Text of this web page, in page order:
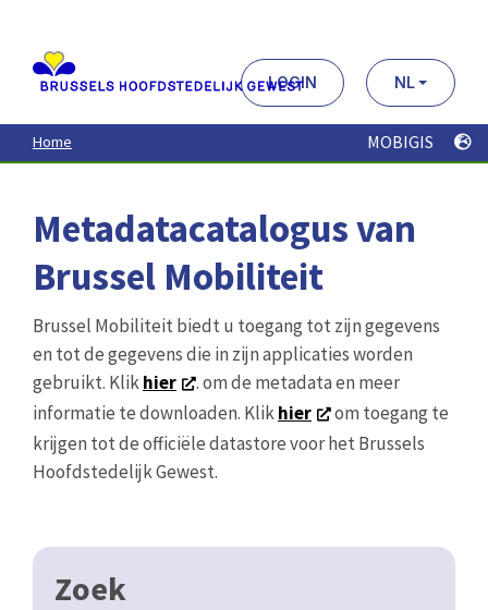
contenu
principal
LOGIN NL
Home MOBIGIS
Metadatacatalogus van
Brussel Mobiliteit
Brussel Mobiliteit biedt u toegang tot zijn gegevens
en tot de gegevens die in zijn applicaties worden
gebruikt. Klikhier
. om de metadata en meer
informatie te downloaden. Klikhier
om toegang te
krijgen tot de officiële datastore voor het Brussels
Hoofdstedelijk Gewest.
Zoek